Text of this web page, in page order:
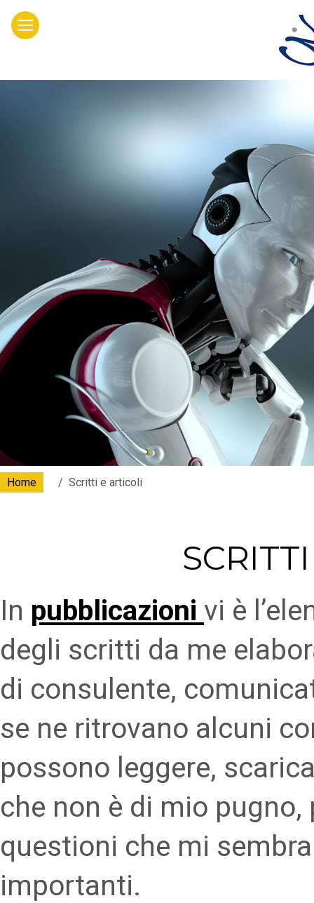
Home Scritti e articoli
In pubblicazioni vi è
degli scritti da me
di consulente,
se ne ritrovano alcuni
possono leggere,
che non è di mio
questioni che mi
importanti.